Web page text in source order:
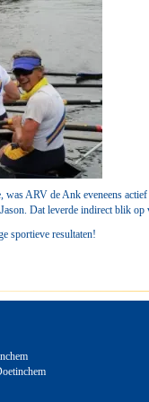
ARV de Ank eveneens
Dat leverde indirect blik
sportieve resultaten!